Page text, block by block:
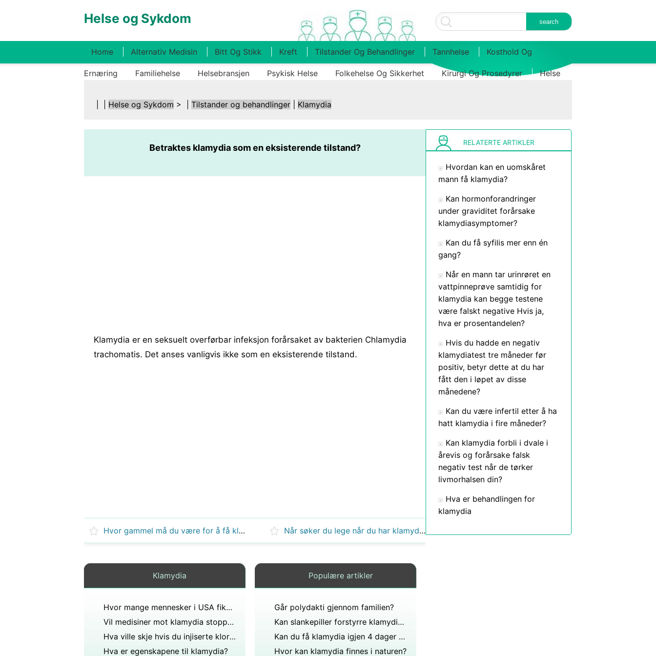
Helse og Sykdom
Home Alternativ Medisin Bitt Og Stikk Kreft Tilstander Og Behandlinger Tannhelse Kosthold Og
Ernæring Familiehelse Helsebransjen Psykisk Helse Folkehelse Og Sikkerhet Kirurgi Og Prosedyrer Helse
Helse og Sykdom > | Tilstander og behandlinger Klamydia
Betraktes klamydia som en eksisterende tilstand?
Klamydia er en seksuelt overførbar infeksjon forårsaket av bakterien Chlamydia
trachomatis. Det anses vanligvis ikke som en eksisterende tilstand.
Hvor gammel må du være for å få klamydiabehandling uten foreldres samtykke? Når søker du lege når du har klamydia?
Klamydia
Hvor mange mennesker i USA fikk klamydia 2009?
Vil medisiner mot klamydia stoppe det fra å oppstå?
Hva ville skje hvis du injiserte klorofyll i blodåren din?
Hva er egenskapene til klamydia?
Populære artikler
Går polydakti gjennom familien?
Kan slankepiller forstyrre klamydiabehandlingen?
Kan du få klamydia igjen 4 dager etter behandling?
Hvor kan klamydia finnes i naturen?
RELATERTE ARTIKLER
Hvordan kan en uomskåret
mann få klamydia?
Kan hormonforandringer
under graviditet forårsake
klamydiasymptomer?
Kan du få syfilis mer enn én
gang?
Når en mann tar urinrøret en
vattpinneprøve samtidig for
klamydia kan begge testene
være falskt negative Hvis ja,
hva er prosentandelen?
Hvis du hadde en negativ
klamydiatest tre måneder før
positiv, betyr dette at du har
fått den i løpet av disse
månedene?
Kan du være infertil etter å ha
hatt klamydia i fire måneder?
Kan klamydia forbli i dvale i
årevis og forårsake falsk
negativ test når de tørker
livmorhalsen din?
Hva er behandlingen for
klamydia